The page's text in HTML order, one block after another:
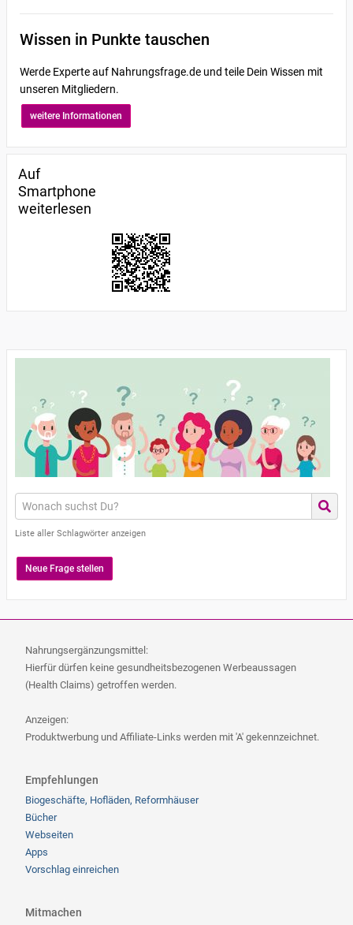
Wissen in Punkte tauschen
Werde Experte auf Nahrungsfrage.de und teile Dein Wissen mit
unseren Mitgliedern.
weitere Informationen
Auf
Smartphone
weiterlesen
Liste aller Schlagwörter anzeigen
Neue Frage stellen
Nahrungsergänzungsmittel:
Hierfür dürfen keine gesundheitsbezogenen Werbeaussagen
(Health Claims) getroffen werden.
Anzeigen:
Produktwerbung und Affiliate-Links werden mit 'A' gekennzeichnet.
Empfehlungen
Biogeschäfte, Hofläden, Reformhäuser
Bücher
Webseiten
Apps
Vorschlag einreichen
Mitmachen